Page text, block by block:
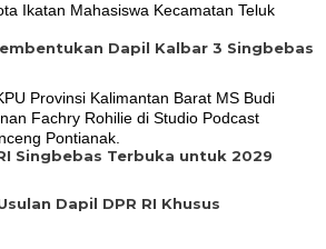
Dapil Kalbar 3 Singbebas
Singbebas Terbuka untuk 2029
Dapil DPR RI Khusus